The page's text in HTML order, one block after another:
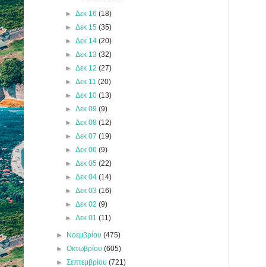
► Δεκ 16 (18)
► Δεκ 15 (35)
► Δεκ 14 (20)
► Δεκ 13 (32)
► Δεκ 12 (27)
► Δεκ 11 (20)
► Δεκ 10 (13)
► Δεκ 09 (9)
► Δεκ 08 (12)
► Δεκ 07 (19)
► Δεκ 06 (9)
► Δεκ 05 (22)
► Δεκ 04 (14)
► Δεκ 03 (16)
► Δεκ 02 (9)
► Δεκ 01 (11)
► Νοεμβρίου(475)
►Οκτωβρίου(605)
►Σεπτεμβρίου(721)